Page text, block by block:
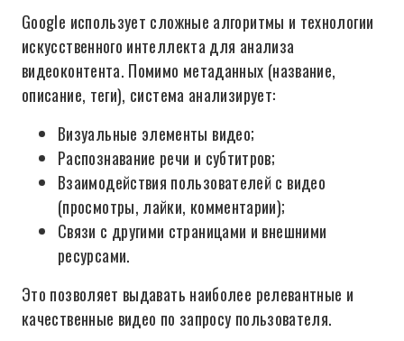
Google использует сложные алгоритмы и технологии
искусственного интеллекта для анализа
видеоконтента. Помимо метаданных (название,
описание, теги), система анализирует:
Визуальные элементы видео;
Распознавание речи и субтитров;
Взаимодействия пользователей с видео
(просмотры, лайки, комментарии);
Связи с другими страницами и внешними
ресурсами.
Это позволяет выдавать наиболее релевантные и
качественные видео по запросу пользователя.